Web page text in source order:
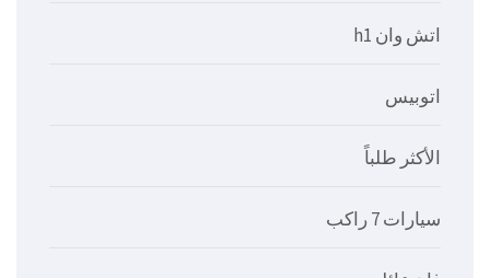
اتش وان h1
اتوبيس
الأكثر طلباً
سيارات 7 راكب